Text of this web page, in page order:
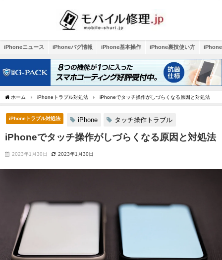
iPhoneニュース iPhoneバグ情報 iPhone基本操作 iPhone裏技使い方
ホーム iPhoneトラブル対処法 iPhoneでタッチ操作がしづらくなる原因と対処法
iPhoneトラブル対処法 iPhone タッチ操作トラブル
iPhoneでタッチ操作がしづらくなる原因と対処法
2023年1月30日 2023年1月30日